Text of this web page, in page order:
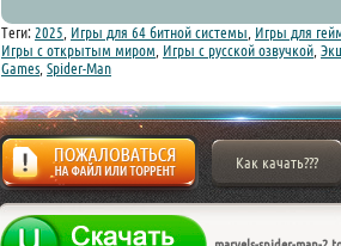
Теги: 2025 Игры для 64 битной системы Игры для
Игры с открытым миром Игры с русской озвучкой
Games Spider-Man
Жалоба
Как качать???